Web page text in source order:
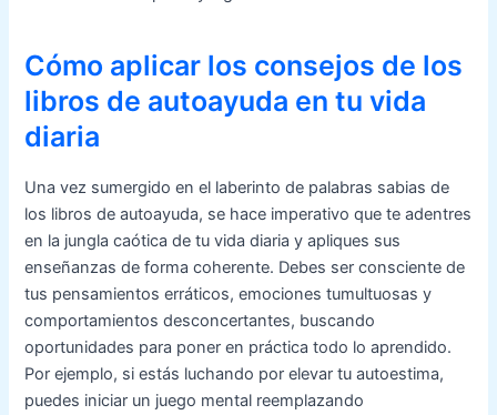
Cómo aplicar los consejos de los
libros de autoayuda en tu vida
diaria
Una vez sumergido en el laberinto de palabras sabias de
los libros de autoayuda, se hace imperativo que te adentres
en la jungla caótica de tu vida diaria y apliques sus
enseñanzas de forma coherente. Debes ser consciente de
tus pensamientos erráticos, emociones tumultuosas y
comportamientos desconcertantes, buscando
oportunidades para poner en práctica todo lo aprendido.
Por ejemplo, si estás luchando por elevar tu autoestima,
puedes iniciar un juego mental reemplazando